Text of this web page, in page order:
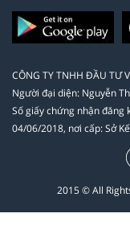
CÔNG TY TNHH ĐẦU TƯ
Người đại diện: Nguyễn
Số giấy chứng nhận đăng
04/06/2018, nơi cấp: Sở
2015 © All